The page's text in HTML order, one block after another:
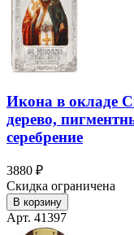
Икона в окладе
дерево,
серебрение
3880 ₽
Скидка ограничена
В корзину
Арт. 41397